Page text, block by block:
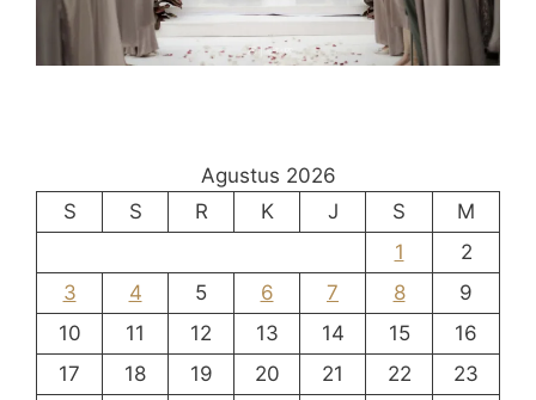
Agustus 2026
S
S R K J S
M
1
2
3
4 5 6 7 8
9
10
11 12 13 14 15
16
17
18 19 20 21 22
23